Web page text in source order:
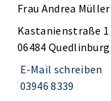
Frau Andrea Müller
Kastanienstraße 1
06484 Quedlinburg
E-Mail schreiben
03946 8339